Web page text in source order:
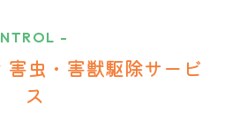
-
害虫・害獣駆除サービ
ス